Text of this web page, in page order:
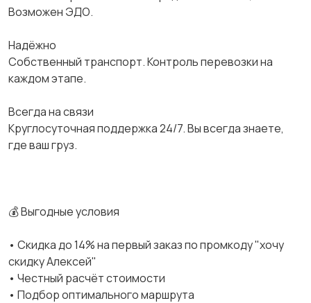
Возможен ЭДО.
Надёжно
Собственный транспорт. Контроль перевозки на
каждом этапе.
Всегда на связи
Круглосуточная поддержка 24/7. Вы всегда знаете,
где ваш груз.
💰 Выгодные условия
• Скидка до 14% на первый заказ по промкоду "хочу
скидку Алексей"
• Честный расчёт стоимости
• Подбор оптимального маршрута